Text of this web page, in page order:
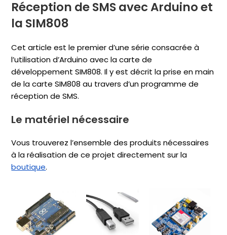
Réception de SMS avec Arduino et
la SIM808
Cet article est le premier d’une série consacrée à
l’utilisation d’Arduino avec la carte de
développement SIM808. Il y est décrit la prise en main
de la carte SIM808 au travers d’un programme de
réception de SMS.
Le matériel nécessaire
Vous trouverez l’ensemble des produits nécessaires
à la réalisation de ce projet directement sur la
boutique.